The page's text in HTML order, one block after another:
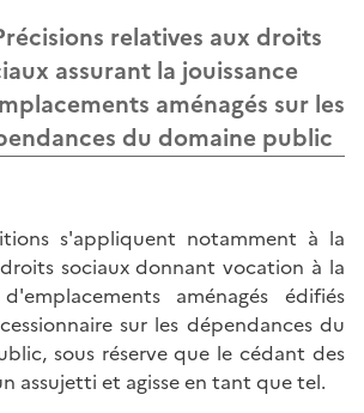
relatives aux droits
assurant la jouissance
aménagés sur les
du domaine public
s'appliquent notamment à la
sociaux donnant vocation à la
aménagés édifiés
sur les dépendances du
sous réserve que le cédant des
assujetti et agisse en tant que tel.